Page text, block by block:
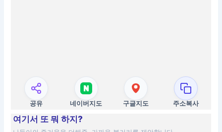
공유 네이버지도 구글지도 주소복사
여기서 또 뭐 하지?